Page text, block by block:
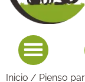
Inicio / Pienso